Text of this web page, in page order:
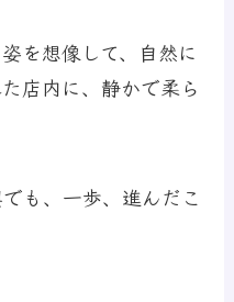
を想像して、自然に
店内に、静かで柔ら
も、一歩、進んだこ